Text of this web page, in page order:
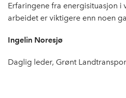
Erfaringene fra energisituasjon i
arbeidet er viktigere enn noen
Ingelin Noresjø
Daglig leder, Grønt